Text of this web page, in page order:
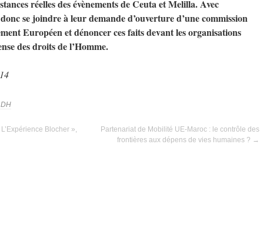
réelles des évènements de Ceuta et Melilla. Avec
se joindre à leur demande d’ouverture d’une commission
Européen et dénoncer ces faits devant les organisations
des droits de l’Homme.
Blocher »,
Partenariat de Mobilité UE-Maroc : le contrôle des
frontières aux dépens de vies humaines ? →